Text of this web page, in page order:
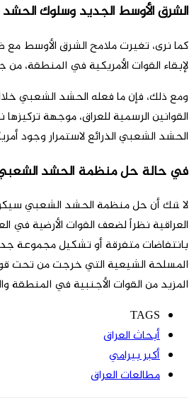
الشرق الأوسط الجديد وسلوك
كما نرى، تغيرت ملامح الشرق الأوسط
لإبقاء القوات الأمريكية في المنطقة،
ومع ذلك، فإن ما فعله الحشد الشعبي
القوانين الرسمية للعراق، موجهة
الحشد الشعبي الذرائع لاستمرار وجود
في حالة حل منظمة الحشد
لا شك أن حل منظمة الحشد الشعبي
العراقية نظراً لضعف القوات الأرضية في
بانتفاضات متفرقة أو تشكيل مجموعة
المسلحة الشيعية التي خرجت من تحت
المزيد من القوات الأجنبية في المنطقة
TAGS
أبحاث العراق
أكبر بيرامي
مطالعات العراق